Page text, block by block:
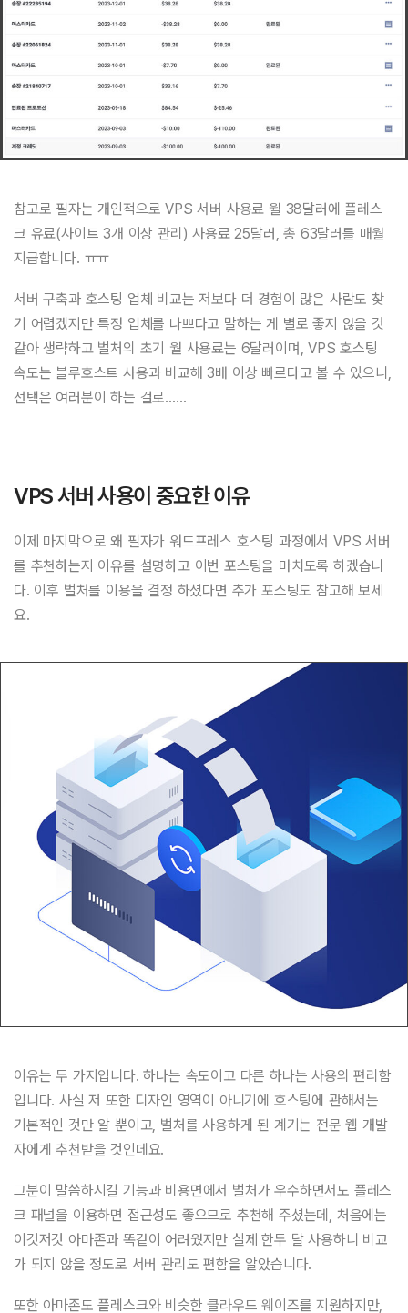
참고로 필자는 개인적으로 VPS 서버 사용료 월 38달러에 플레스
크 유료(사이트 3개 이상 관리) 사용료 25달러, 총 63달러를 매월
지급합니다. ㅠㅠ
서버 구축과 호스팅 업체 비교는 저보다 더 경험이 많은 사람도 찾
기 어렵겠지만 특정 업체를 나쁘다고 말하는 게 별로 좋지 않을 것
같아 생략하고 벌처의 초기 월 사용료는 6달러이며, VPS 호스팅
속도는 블루호스트 사용과 비교해 3배 이상 빠르다고 볼 수 있으니,
선택은 여러분이 하는 걸로……
VPS 서버 사용이 중요한 이유
이제 마지막으로 왜 필자가 워드프레스 호스팅 과정에서 VPS 서버
를 추천하는지 이유를 설명하고 이번 포스팅을 마치도록 하겠습니
다. 이후 벌처를 이용을 결정 하셨다면 추가 포스팅도 참고해 보세
요.
이유는 두 가지입니다. 하나는 속도이고 다른 하나는 사용의 편리함
입니다. 사실 저 또한 디자인 영역이 아니기에 호스팅에 관해서는
기본적인 것만 알 뿐이고, 벌처를 사용하게 된 계기는 전문 웹 개발
자에게 추천받을 것인데요.
그분이 말씀하시길 기능과 비용면에서 벌처가 우수하면서도 플레스
크 패널을 이용하면 접근성도 좋으므로 추천해 주셨는데, 처음에는
이것저것 아마존과 똑같이 어려웠지만 실제 한두 달 사용하니 비교
가 되지 않을 정도로 서버 관리도 편함을 알았습니다.
또한 아마존도 플레스크와 비슷한 클라우드 웨이즈를 지원하지만,